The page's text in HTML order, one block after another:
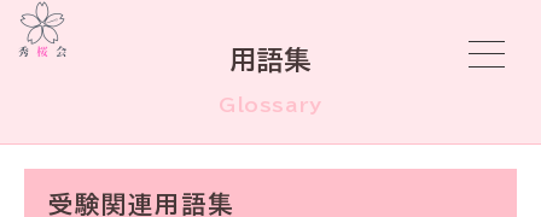
用語集
Glossary
受験関連用語集